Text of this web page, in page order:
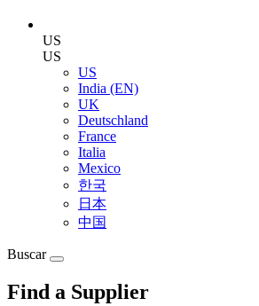
US
US
US
India (EN)
UK
Deutschland
France
Italia
Mexico
한국
日本
中国
Buscar
Find a Supplier